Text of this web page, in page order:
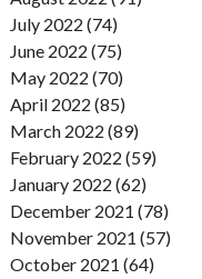
July 2022 (74)
June 2022 (75)
May 2022 (70)
April 2022 (85)
March 2022 (89)
February 2022 (59)
January 2022 (62)
December 2021 (78)
November 2021 (57)
October 2021 (64)